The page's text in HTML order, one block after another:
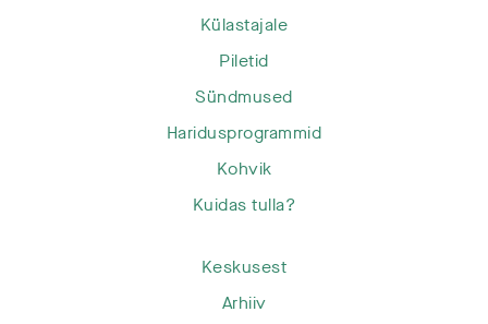
Külastajale
Piletid
Sündmused
Haridusprogrammid
Kohvik
Kuidas tulla?
Keskusest
Arhiiv